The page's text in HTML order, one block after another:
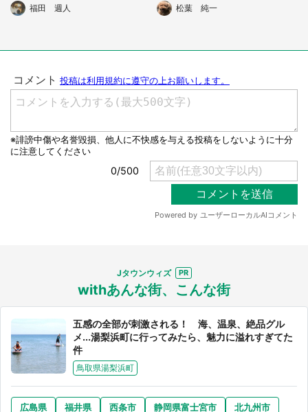
はや食べ物だった
福田 週人 松葉 純一
Jタウンウィズ
withあんな街、こんな街
五感の全部が刺激される！ 海、温泉、絶品グル
メ...湯梨浜町に行ってみたら、魅力に溢れすぎてた
件
鳥取県湯梨浜町
広島県 福井県 西条市 静岡県富士宮市
北九州市